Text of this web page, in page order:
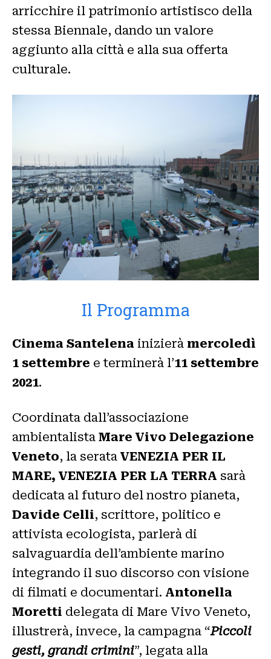
arricchire il patrimonio artistisco della
stessa Biennale, dando un valore
aggiunto alla città e alla sua offerta
culturale.
Il Programma
Cinema Santelena inizierà mercoledì
1 settembre e terminerà l’11 settembre
2021.
Coordinata dall’associazione
ambientalista Mare Vivo Delegazione
Veneto, la serata VENEZIA PER IL
MARE, VENEZIA PER LA TERRA sarà
dedicata al futuro del nostro pianeta,
Davide Celli, scrittore, politico e
attivista ecologista, parlerà di
salvaguardia dell’ambiente marino
integrando il suo discorso con visione
di filmati e documentari. Antonella
Moretti delegata di Mare Vivo Veneto,
illustrerà, invece, la campagna “Piccoli
gesti, grandi crimini”, legata alla